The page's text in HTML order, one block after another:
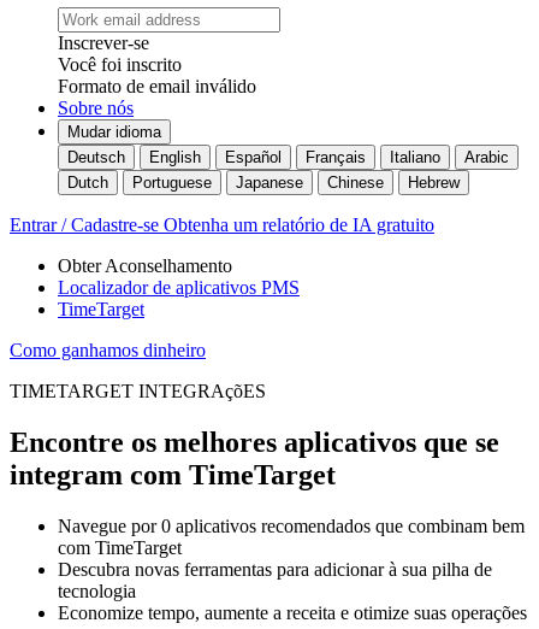
Inscrever-se
Você foi inscrito
Formato de email inválido
Sobre nós
Mudar idioma
Deutsch
English Español Français Italiano
Arabic
Dutch
Portuguese Japanese Chinese Hebrew
Entrar / Cadastre-se Obtenha um relatório de IA gratuito
Obter Aconselhamento
Localizador de aplicativos PMS
TimeTarget
Como ganhamos dinheiro
TIMETARGET INTEGRAçõES
Encontre os melhores aplicativos que se
integram com TimeTarget
Navegue por 0 aplicativos recomendados que combinam bem
com TimeTarget
Descubra novas ferramentas para adicionar à sua pilha de
tecnologia
Economize tempo, aumente a receita e otimize suas operações